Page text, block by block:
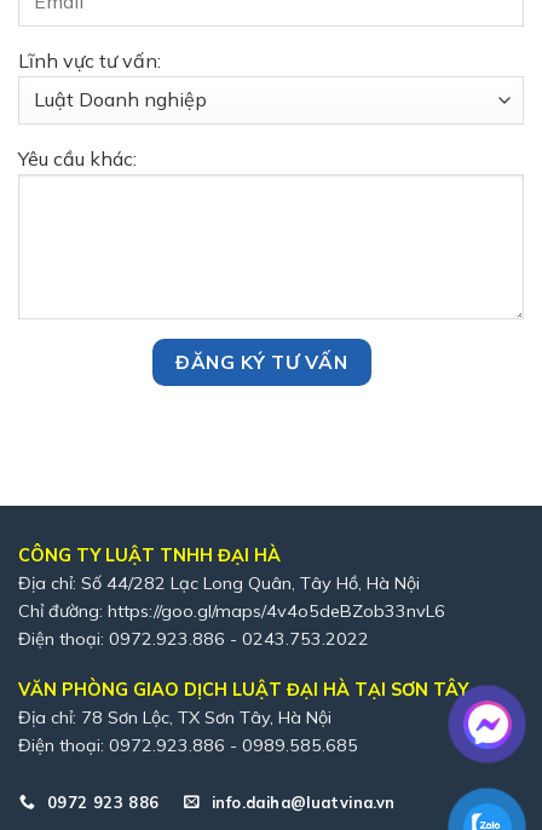
Lĩnh vực tư vấn:
Yêu cầu khác:
CÔNG TY LUẬT TNHH ĐẠI HÀ
Địa chỉ: Số 44/282 Lạc Long Quân, Tây Hồ, Hà Nội
Chỉ đường: https://goo.gl/maps/4v4o5deBZob33nvL6
Điện thoại: 0972.923.886 - 0243.753.2022
VĂN PHÒNG GIAO DỊCH LUẬT ĐẠI HÀ TẠI SƠN TÂY
Địa chỉ: 78 Sơn Lộc, TX Sơn Tây, Hà Nội
Điện thoại: 0972.923.886 - 0989.585.685
0972 923 886 info.daiha@luatvina.vn